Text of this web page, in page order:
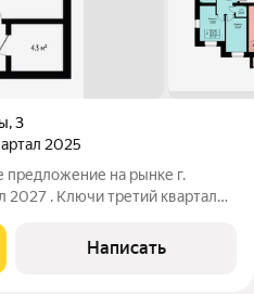
,3
2025
предложение на рынке г.
2027 . Ключи третий квартал
электричество
Написать